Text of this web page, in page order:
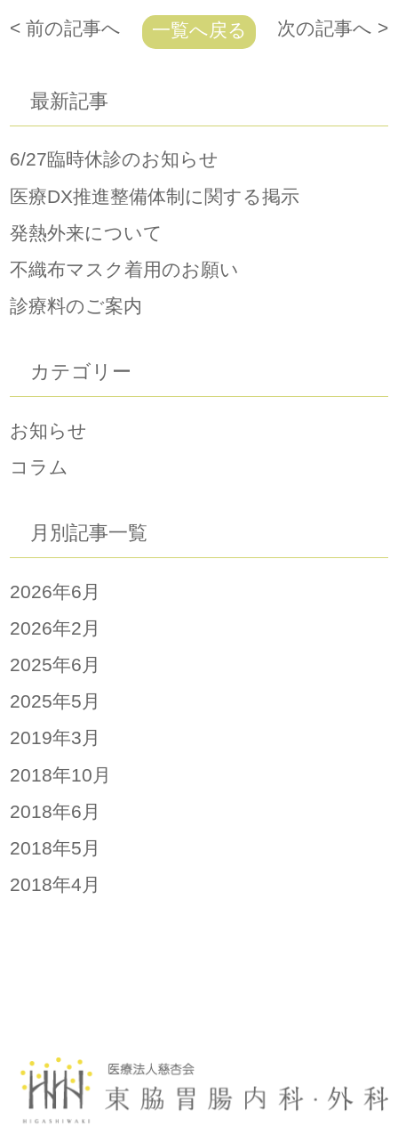
< 前の記事へ 一覧へ戻る 次の記事へ >
最新記事
6/27臨時休診のお知らせ
医療DX推進整備体制に関する掲示
発熱外来について
不織布マスク着用のお願い
診療料のご案内
カテゴリー
お知らせ
コラム
月別記事一覧
2026年6月
2026年2月
2025年6月
2025年5月
2019年3月
2018年10月
2018年6月
2018年5月
2018年4月